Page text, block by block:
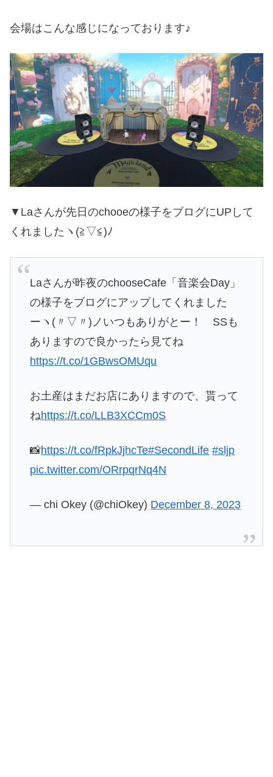
会場はこんな感じになっております♪
▼Laさんが先日のchooeの様子をブログにUPして
くれましたヽ(≧▽≦)ﾉ
Laさんが昨夜のchooseCafe「音楽会Day」
の様子をブログにアップしてくれました
ーヽ(〃▽〃)ノいつもありがとー！ SSも
ありますので良かったら見てね
https://t.co/1GBwsOMUqu
お土産はまだお店にありますので、貰って
ねhttps://t.co/LLB3XCCm0S
📸https://t.co/fRpkJjhcTe#SecondLife #sljp
pic.twitter.com/ORrpqrNq4N
— chi Okey (@chiOkey) December 8, 2023